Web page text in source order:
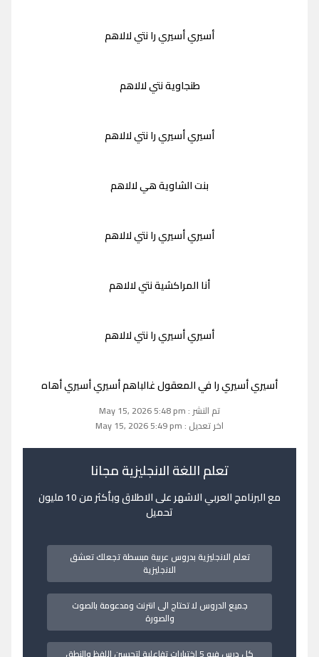
أسيري أسيري را نتي لالاهم
طنجاوية نتي لالاهم
أسيري أسيري را نتي لالاهم
بنت الشاوية هي لالاهم
أسيري أسيري را نتي لالاهم
أنا المراكشية نتي لالاهم
أسيري أسيري را نتي لالاهم
أسيري أسيري را في المعقول غالباهم أسيري أسيري أهاه
تم النشر : May 15, 2026 5:48 pm
اخر تعديل : May 15, 2026 5:49 pm
تعلم اللغة الانجليزية مجانا
مع البرنامج العربي الاشهر على الاطلاق وبأكثر من 10 مليون
تحميل
تعلم الانجليزية بدروس عربية مبسطة تجعلك تعشق
الانجليزية
جميع الدروس لا تحتاج الى انترنت ومدعومة بالصوت
والصورة